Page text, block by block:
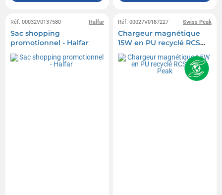
Halfar
Réf. 00032V0137580
Sac shopping
promotionnel - Halfar
Swiss Peak
Réf. 00027V0187227
Chargeur magnétique
15W en PU recyclé RCS
Swiss Peak